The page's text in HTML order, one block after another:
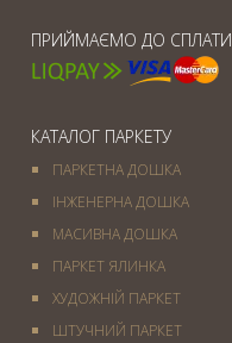
ПРИЙМАЄМО ДО СПЛАТИ
КАТАЛОГ ПАРКЕТУ
ПАРКЕТНА ДОШКА
ІНЖЕНЕРНА ДОШКА
МАСИВНА ДОШКА
ПАРКЕТ ЯЛИНКА
ХУДОЖНІЙ ПАРКЕТ
ШТУЧНИЙ ПАРКЕТ